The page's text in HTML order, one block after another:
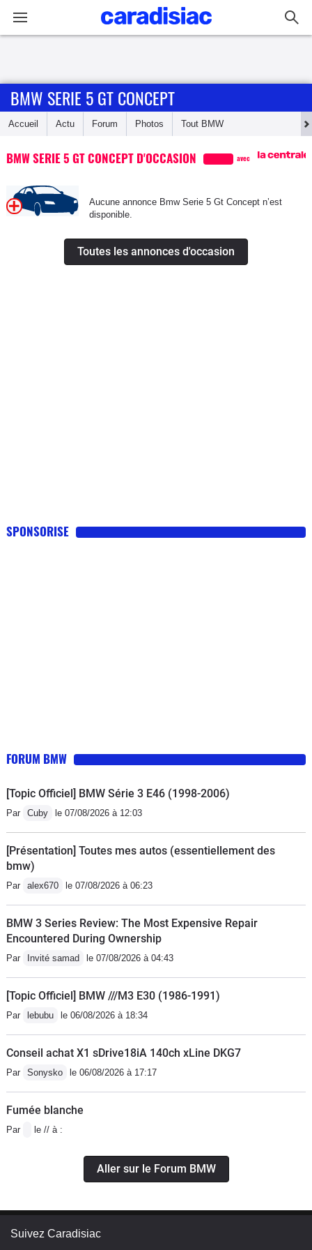
Accueil
Guide
d'achat
BMW SERIE 5 GT CONCEPT
Accueil Actu Forum Photos Tout BMW
BMW SERIE 5 GT CONCEPT D'OCCASION avec
Aucune annonce Bmw Serie 5 Gt Concept n’est
disponible.
Toutes les annonces d'occasion
SPONSORISE
FORUM BMW
[Topic Officiel] BMW Série 3 E46 (1998-2006)
Par Cuby le 07/08/2026 à 12:03
[Présentation] Toutes mes autos (essentiellement des
bmw)
Par alex670 le 07/08/2026 à 06:23
BMW 3 Series Review: The Most Expensive Repair
Encountered During Ownership
Par Invité samad le 07/08/2026 à 04:43
[Topic Officiel] BMW ///M3 E30 (1986-1991)
Par lebubu le 06/08/2026 à 18:34
Conseil achat X1 sDrive18iA 140ch xLine DKG7
Par Sonysko le 06/08/2026 à 17:17
Fumée blanche
Par le // à :
Aller sur le Forum BMW
Suivez Caradisiac